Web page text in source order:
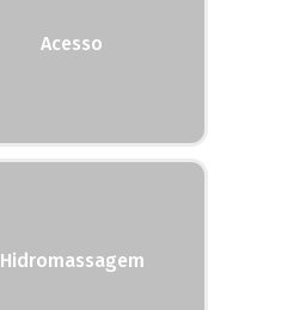
Acesso
Hidromassagem